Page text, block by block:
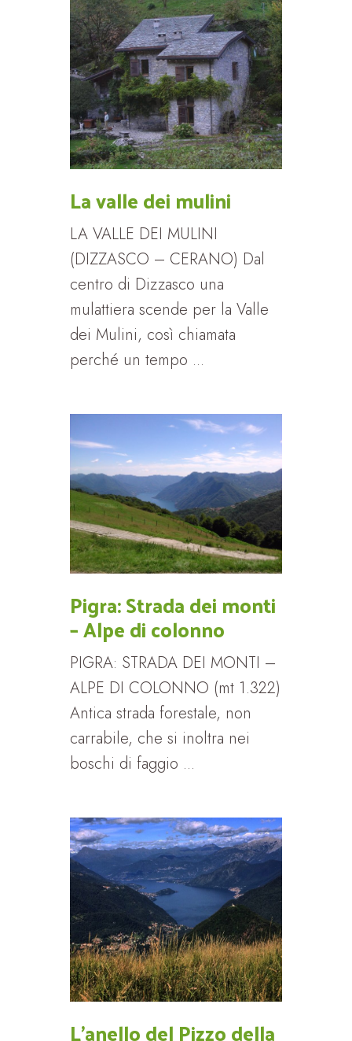
La valle dei mulini
LA VALLE DEI MULINI
(DIZZASCO – CERANO) Dal
centro di Dizzasco una
mulattiera scende per la Valle
dei Mulini, così chiamata
perché un tempo ...
Pigra: Strada dei monti
– Alpe di colonno
PIGRA: STRADA DEI MONTI –
ALPE DI COLONNO (mt 1.322)
Antica strada forestale, non
carrabile, che si inoltra nei
boschi di faggio ...
L’anello del Pizzo della